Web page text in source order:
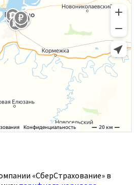
«СберСтрахование» в